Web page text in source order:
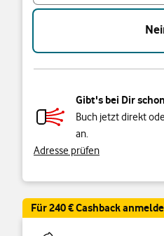
Gibt's bei Dir
Buch jetzt direkt
an.
Adresse prüfen
Für 240 € Cashback